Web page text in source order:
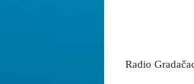
Radio